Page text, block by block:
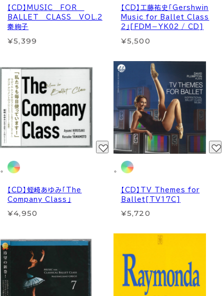
【CD】MUSIC FOR
BALLET CLASS VOL.2
秦絢子
¥5,399
【CD】工藤祐史「Gershwin
Music for Ballet Class
2」[FDM－YK02 / CD]
¥5,500
【CD】蛭崎あゆみ「The
Company Class」
¥4,950
【CD】TV Themes for
Ballet[TV17C]
¥5,720